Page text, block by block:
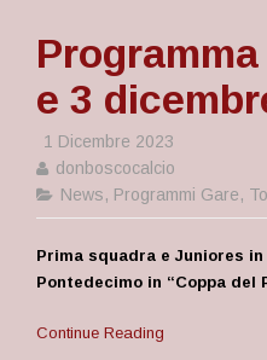
e 3
1 Dicembre 2023
donboscocalcio
News, Programmi Gare,
Prima squadra e Juniores
Pontedecimo in “Coppa del
Continue Reading